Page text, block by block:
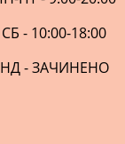
СБ - 10:00-18:00
НД - ЗАЧИНЕНО